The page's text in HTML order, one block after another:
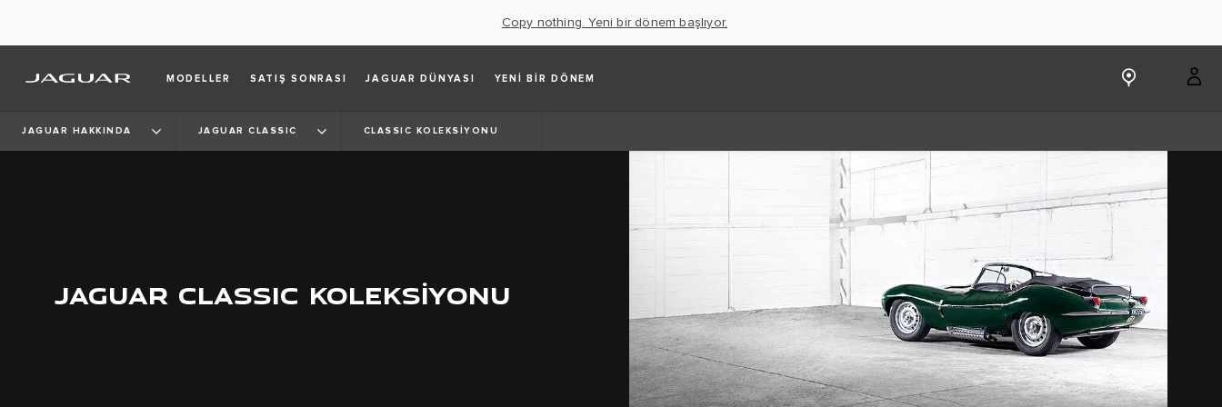
Copy nothing. Yeni bir dönem başlıyor.
MODELLER SATIŞ SONRASI JAGUAR DÜNYASI YENİ BİR DÖNEM
JAGUAR HAKKINDA JAGUAR CLASSIC CLASSIC KOLEKSİYONU
JAGUAR CLASSIC KOLEKSİYONU